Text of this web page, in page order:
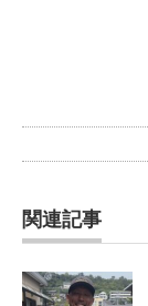
関連記事